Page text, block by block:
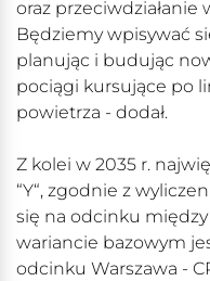
oraz
Będziemy wpisywać
planując i budując
pociągi kursujące po
powietrza - dodał.
Z kolei w 2035 r.
“Y“, zgodnie z
się na odcinku między
wariancie bazowym
odcinku Warszawa -